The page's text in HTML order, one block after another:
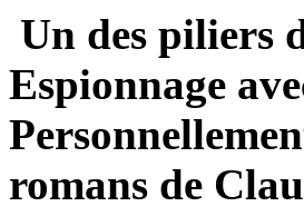
Un des piliers
Espionnage
romans de